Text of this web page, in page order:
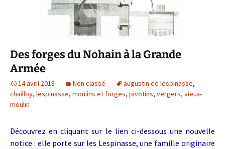
Des forges du Nohain à la Grande
Armée
14 avril 2018 Non classé augustin de lespinasse,
chailloy, lespinasse, moulins et forges, pivotins, vergers, vieux-
moulin
Découvrez en cliquant sur le lien ci-dessous une nouvelle
notice : elle porte sur les Lespinasse, une famille originaire